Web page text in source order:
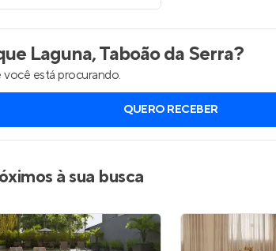
Laguna, Taboão da Serra?
está procurando.
QUERO RECEBER
à sua busca